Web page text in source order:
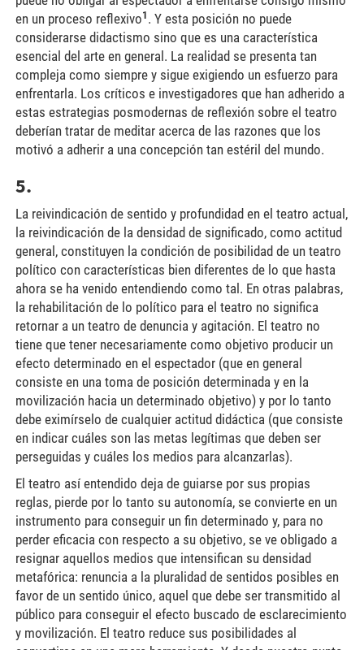
en un proceso reflexivo1 . Y esta posición no puede
considerarse didactismo sino que es una característica
esencial del arte en general. La realidad se presenta tan
compleja como siempre y sigue exigiendo un esfuerzo para
enfrentarla. Los críticos e investigadores que han adherido a
estas estrategias posmodernas de reflexión sobre el teatro
deberían tratar de meditar acerca de las razones que los
motivó a adherir a una concepción tan estéril del mundo.
5.
La reivindicación de sentido y profundidad en el teatro actual,
la reivindicación de la densidad de significado, como actitud
general, constituyen la condición de posibilidad de un teatro
político con características bien diferentes de lo que hasta
ahora se ha venido entendiendo como tal. En otras palabras,
la rehabilitación de lo político para el teatro no significa
retornar a un teatro de denuncia y agitación. El teatro no
tiene que tener necesariamente como objetivo producir un
efecto determinado en el espectador (que en general
consiste en una toma de posición determinada y en la
movilización hacia un determinado objetivo) y por lo tanto
debe eximírselo de cualquier actitud didáctica (que consiste
en indicar cuáles son las metas legítimas que deben ser
perseguidas y cuáles los medios para alcanzarlas).
El teatro así entendido deja de guiarse por sus propias
reglas, pierde por lo tanto su autonomía, se convierte en un
instrumento para conseguir un fin determinado y, para no
perder eficacia con respecto a su objetivo, se ve obligado a
resignar aquellos medios que intensifican su densidad
metafórica: renuncia a la pluralidad de sentidos posibles en
favor de un sentido único, aquel que debe ser transmitido al
público para conseguir el efecto buscado de esclarecimiento
y movilización. El teatro reduce sus posibilidades al